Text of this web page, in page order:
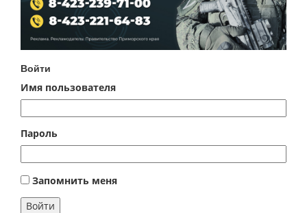
Войти
Имя пользователя
Пароль
Запомнить меня
Войти